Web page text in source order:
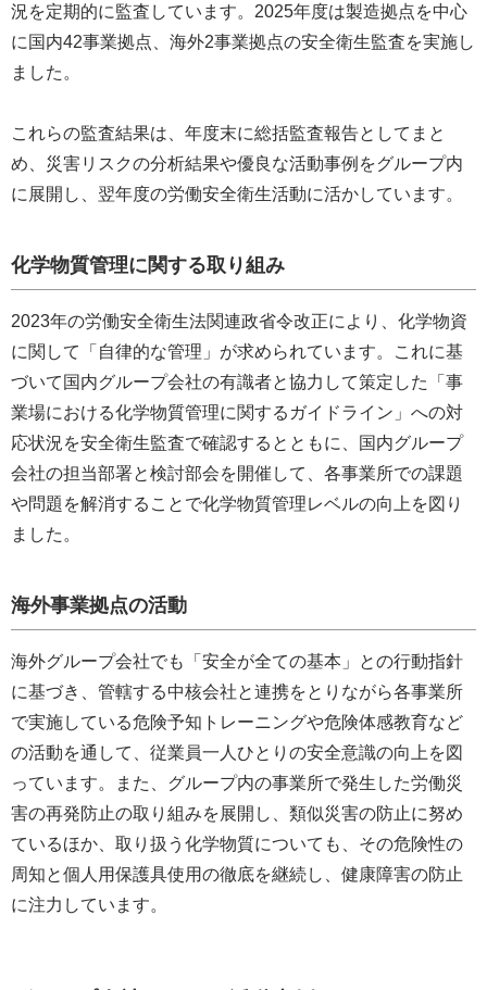
況を定期的に監査しています。2025年度は製造拠点を中心
に国内42事業拠点、海外2事業拠点の安全衛生監査を実施し
ました。
これらの監査結果は、年度末に総括監査報告としてまと
め、災害リスクの分析結果や優良な活動事例をグループ内
に展開し、翌年度の労働安全衛生活動に活かしています。
化学物質管理に関する取り組み
2023年の労働安全衛生法関連政省令改正により、化学物資
に関して「自律的な管理」が求められています。これに基
づいて国内グループ会社の有識者と協力して策定した「事
業場における化学物質管理に関するガイドライン」への対
応状況を安全衛生監査で確認するとともに、国内グループ
会社の担当部署と検討部会を開催して、各事業所での課題
や問題を解消することで化学物質管理レベルの向上を図り
ました。
海外事業拠点の活動
海外グループ会社でも「安全が全ての基本」との行動指針
に基づき、管轄する中核会社と連携をとりながら各事業所
で実施している危険予知トレーニングや危険体感教育など
の活動を通して、従業員一人ひとりの安全意識の向上を図
っています。また、グループ内の事業所で発生した労働災
害の再発防止の取り組みを展開し、類似災害の防止に努め
ているほか、取り扱う化学物質についても、その危険性の
周知と個人用保護具使用の徹底を継続し、健康障害の防止
に注力しています。